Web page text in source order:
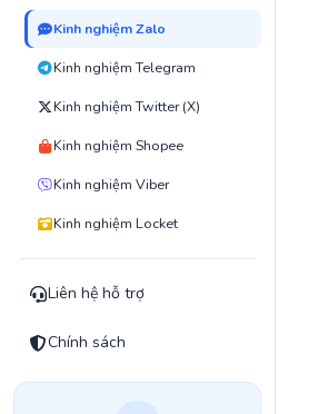
Kinh nghiệm Zalo
Kinh nghiệm Telegram
Kinh nghiệm Twitter (X)
Kinh nghiệm Shopee
Kinh nghiệm Viber
Kinh nghiệm Locket
Liên hệ hỗ trợ
Chính sách